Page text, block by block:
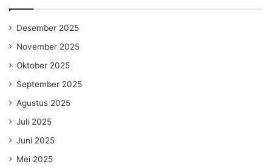
Desember 2025
November 2025
Oktober 2025
September 2025
Agustus 2025
Juli 2025
Juni 2025
Mei 2025